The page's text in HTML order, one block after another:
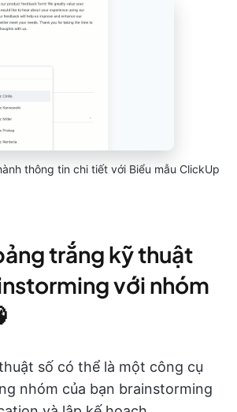
thông tin chi tiết với Biểu mẫu ClickUp
trắng kỹ thuật
với nhóm
số có thể là một công cụ
nhóm của bạn brainstorming